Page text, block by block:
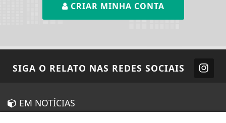
CRIAR MINHA CONTA
SIGA O RELATO NAS REDES SOCIAIS
EM NOTÍCIAS